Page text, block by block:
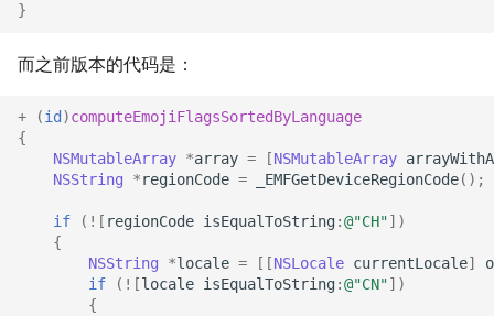
}
而之前版本的代码是：
+ (id )computeEmojiFlagsSortedByLanguage
{
NSMutableArray *array = [NSMutableArray
NSString
*regionCode = _EMFGetDeviceRegionCode();
if ( ! [ regionCode isEqualToString:@"CH"])
{
NSString
*locale = [[NSLocale currentLocale]
if
( ! [locale isEqualToString:@"CN"])
{